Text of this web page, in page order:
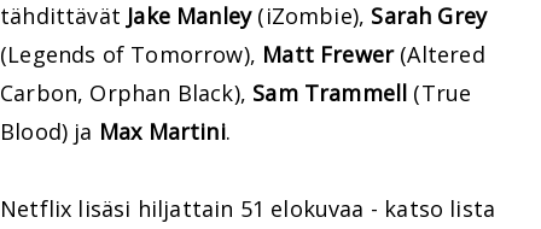
tähdittävät Jake Manley(iZombie), Sarah Grey
(Legends of Tomorrow), Matt Frewer(Altered
Carbon, Orphan Black), Sam Trammell (True
Blood) ja Max Martini.
Netflix lisäsi hiljattain 51 elokuvaa - katso lista